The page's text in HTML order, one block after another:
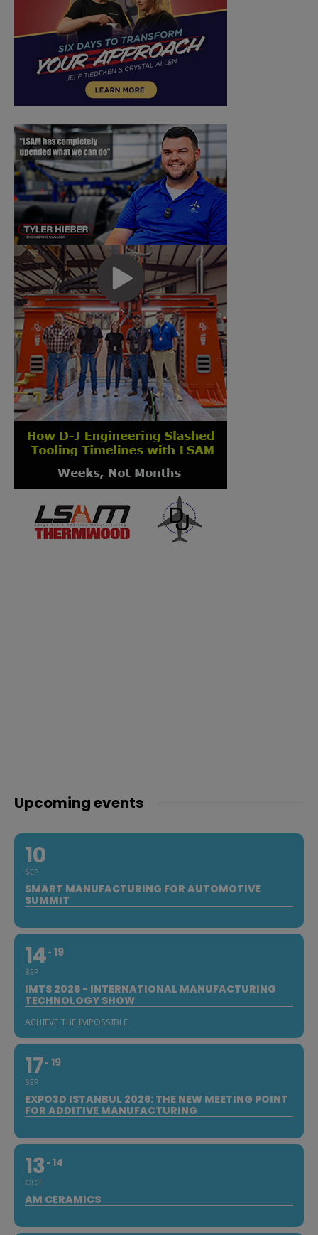
Upcoming events
10
SEP
SMART MANUFACTURING FOR AUTOMOTIVE
SUMMIT
14
SEP
19
IMTS 2026 - INTERNATIONAL MANUFACTURING
TECHNOLOGY SHOW
ACHIEVE THE IMPOSSIBLE
17
SEP
19
EXPO3D ISTANBUL 2026: THE NEW MEETING POINT
FOR ADDITIVE MANUFACTURING
13
OCT
14
AM CERAMICS